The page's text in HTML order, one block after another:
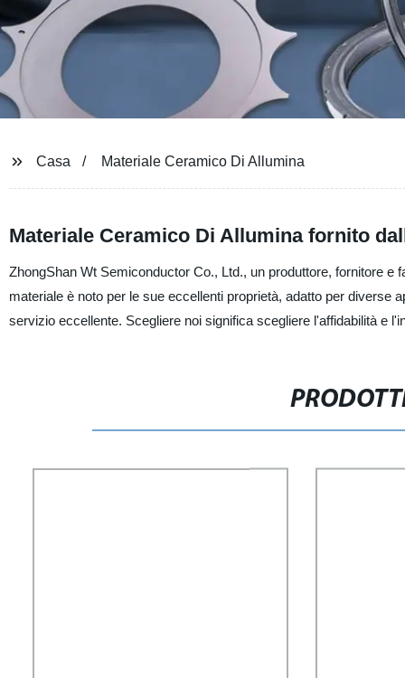
Casa Materiale Ceramico Di Allumina
Materiale Ceramico Di Allumina fornito
ZhongShan Wt Semiconductor Co., Ltd., un produttore, fornitore
materiale è noto per le sue eccellenti proprietà, adatto per diverse
servizio eccellente. Scegliere noi significa scegliere l'affidabilità e